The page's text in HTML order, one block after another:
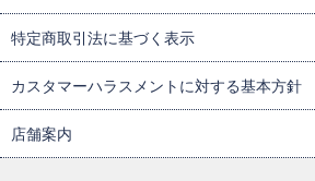
特定商取引法に基づく表示
カスタマーハラスメントに対する基本方針
店舗案内